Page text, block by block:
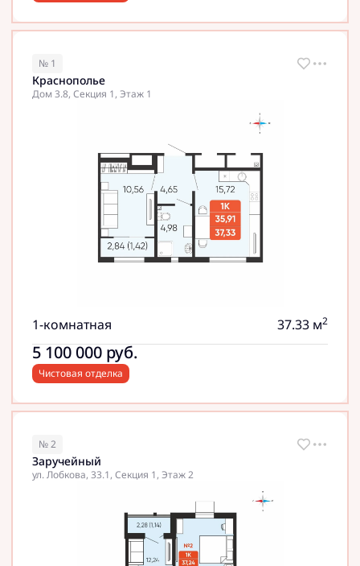
№ 1
Краснополье
Дом 3.8, Секция 1, Этаж 1
1-комнатная 37.33 м2
5 100 000 руб.
Чистовая отделка
№ 2
Заручейный
ул. Лобкова, 33.1, Секция 1, Этаж 2